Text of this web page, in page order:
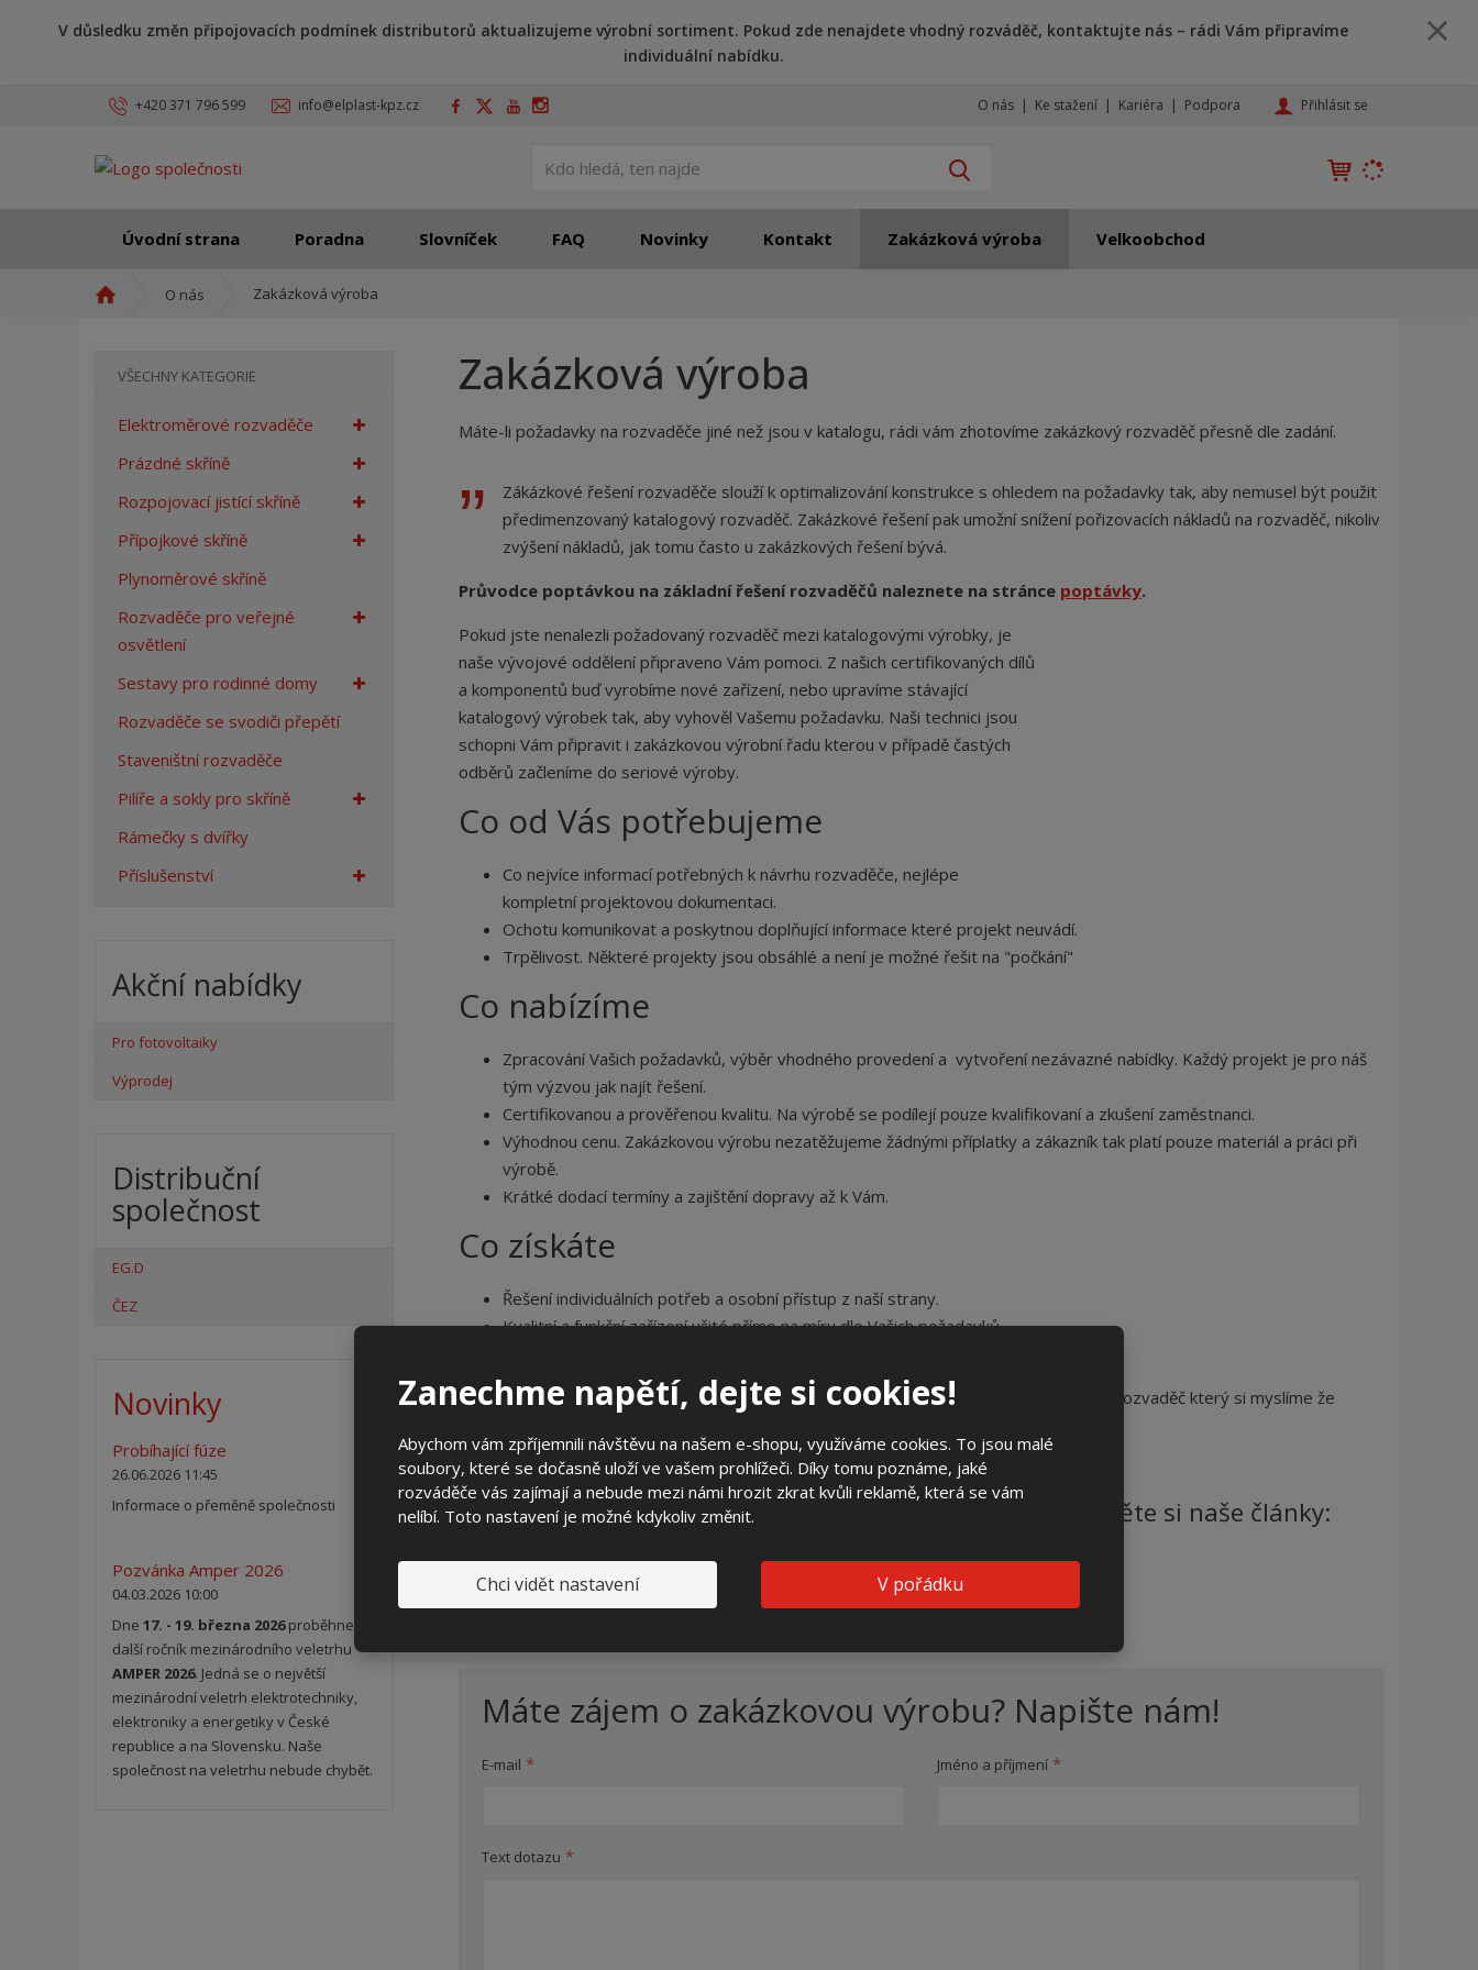
Zanechme napětí, dejte si cookies!
Abychom vám zpříjemnili návštěvu na našem e-shopu, využíváme cookies. To jsou malé
soubory, které se dočasně uloží ve vašem prohlížeči. Díky tomu poznáme, jaké
rozváděče vás zajímají a nebude mezi námi hrozit zkrat kvůli reklamě, která se vám
nelíbí. Toto nastavení je možné kdykoliv změnit.
Chci vidět nastavení V pořádku
V důsledku změn připojovacích podmínek distributorů aktualizujeme výrobní sortiment. Pokud zde nenajdete vhodný rozváděč, kontaktujte nás – rádi Vám připravíme
individuální nabídku.
+420 371 796 599 info@elplast-kpz.cz O nás Ke stažení Kariéra Podpora Přihlásit se
l
e
n
j
d
Úvodní strana Poradna Slovníček FAQ Novinky Kontakt Zakázková výroba Velkoobchod
s
t
a
n
O nás Zakázková výroba
Zakázková výroba
Máte-li požadavky na rozvaděče jiné než jsou v katalogu, rádi vám zhotovíme zakázkový rozvaděč přesně dle zadání.
Zákázkové řešení rozvaděče slouží k optimalizování konstrukce s ohledem na požadavky tak, aby nemusel být použit
předimenzovaný katalogový rozvaděč. Zakázkové řešení pak umožní snížení pořizovacích nákladů na rozvaděč, nikoliv
zvýšení nákladů, jak tomu často u zakázkových řešení bývá.
Průvodce poptávkou na základní řešení rozvaděčů naleznete na stránce poptávky.
Pokud jste nenalezli požadovaný rozvaděč mezi katalogovými výrobky, je
naše vývojové oddělení připraveno Vám pomoci. Z našich certifikovaných dílů
a komponentů buď vyrobíme nové zařízení, nebo upravíme stávající
katalogový výrobek tak, aby vyhověl Vašemu požadavku. Naši technici jsou
schopni Vám připravit i zakázkovou výrobní řadu kterou v případě častých
odběrů začleníme do seriové výroby.
Co od Vás potřebujeme
Co nejvíce informací potřebných k návrhu rozvaděče, nejlépe
kompletní projektovou dokumentaci.
Ochotu komunikovat a poskytnou doplňující informace které projekt neuvádí.
Trpělivost. Některé projekty jsou obsáhlé a není je možné řešit na "počkání"
Co nabízíme
Zpracování Vašich požadavků, výběr vhodného provedení a vytvoření nezávazné nabídky. Každý projekt je pro náš
tým výzvou jak najít řešení.
Certifikovanou a prověřenou kvalitu. Na výrobě se podílejí pouze kvalifikovaní a zkušení zaměstnanci.
Výhodnou cenu. Zakázkovou výrobu nezatěžujeme žádnými příplatky a zákazník tak platí pouze materiál a práci při
výrobě.
Krátké dodací termíny a zajištění dopravy až k Vám.
Co získáte
Řešení individuálních potřeb a osobní přístup z naší strany.
Kvalitní a funkční zařízení ušité přímo na míru dle Vašich požadavků.
Zakázkové řešení Vám umožní získat rozvaděč který opravdu potřebujete, nikoliv rozvaděč který si myslíme že
Váháte nad výběrem elektroměrového rozvaděče? Přečetěte si naše články:
Jak vybrat elektroměrový rozvaděč?
Jaké informace je nutné zjistit pro zadání výroby elektroměrového rozváděče?
Máte zájem o zakázkovou výrobu? Napište nám!
E-mail * Jméno a příjmení *
Text dotazu *
VŠECHNY KATEGORIE
Elektroměrové rozvaděče
Prázdné skříně
Rozpojovací jistící skříně
Přípojkové skříně
Plynoměrové skříně
Rozvaděče pro veřejné
osvětlení
Sestavy pro rodinné domy
Rozvaděče se svodiči přepětí
Staveništní rozvaděče
Pilíře a sokly pro skříně
Rámečky s dvířky
Příslušenství
Akční nabídky
Pro fotovoltaiky
Výprodej
Distribuční
společnost
EG.D
ČEZ
Novinky
Probíhající fúze
26.06.2026 11:45
Informace o přeměně společnosti
Pozvánka Amper 2026
04.03.2026 10:00
Dne17. - 19. března 2026proběhne
další ročník mezinárodního veletrhu
AMPER 2026. Jedná se o největší
mezinárodní veletrh elektrotechniky,
elektroniky a energetiky v České
republice a na Slovensku. Naše
společnost na veletrhu nebude chybět.